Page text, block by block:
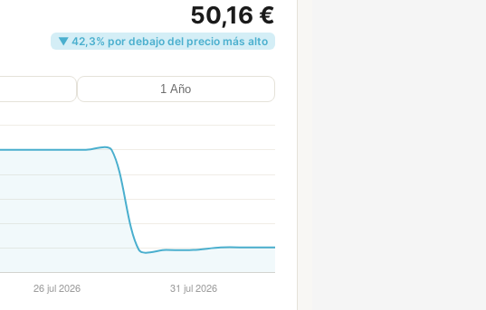
50,16 €
▼ 42,3% por debajo del precio más alto
1 Año